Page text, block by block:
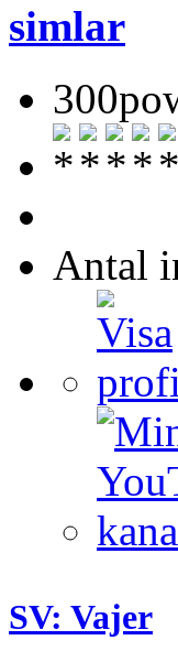
simlar
Antal
SV: Vajer